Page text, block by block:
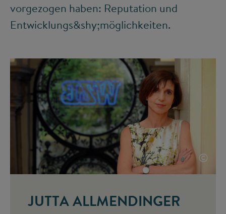
vorgezogen haben: Reputation und
Entwicklungs&shy;möglichkeiten.
©
JUTTA ALLMENDINGER